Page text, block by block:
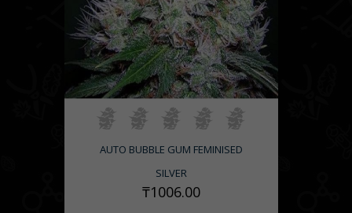
AUTO BUBBLE GUM FEMINISED
SILVER
₸1006.00